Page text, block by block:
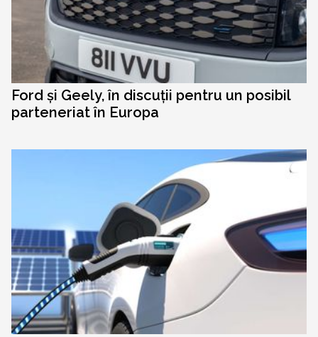
Ford și Geely, în discuții pentru un posibil
parteneriat în Europa